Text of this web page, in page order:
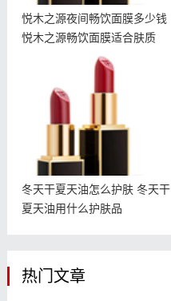
悦木之源夜间畅饮面膜多少钱
悦木之源畅饮面膜适合肤质
冬天干夏天油怎么护肤 冬
冬天干夏天油怎么护肤 冬天干
夏天油用什么护肤品
热门文章